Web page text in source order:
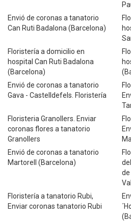
Envió de coronas a tanatorio
Can Ruti Badalona (Barcelona)
Floristería a domicilio en
hospital Can Ruti Badalona
(Barcelona)
Envió de coronas a tanatorio
Gava - Castelldefels. Floristería
Floristeria Granollers. Enviar
coronas flores a tanatorio
Granollers
Envió de coronas a tanatorio
Martorell (Barcelona)
Floristería a tanatorio Rubi,
Enviar coronas tanatorio Rubi